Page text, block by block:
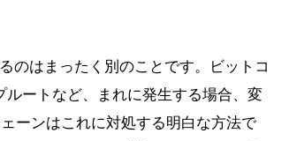
のはまったく別のことです。ビットコ
ートなど、まれに発生する場合、変
ーンはこれに対処する明白な方法で